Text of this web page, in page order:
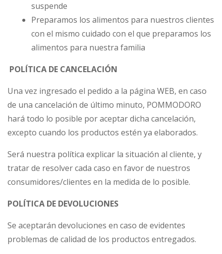
suspende
Preparamos los alimentos para nuestros clientes
con el mismo cuidado con el que preparamos los
alimentos para nuestra familia
POLÍTICA DE CANCELACIÓN
Una vez ingresado el pedido a la página WEB, en caso
de una cancelación de último minuto, POMMODORO
hará todo lo posible por aceptar dicha cancelación,
excepto cuando los productos estén ya elaborados.
Será nuestra política explicar la situación al cliente, y
tratar de resolver cada caso en favor de nuestros
consumidores/clientes en la medida de lo posible.
POLÍTICA DE DEVOLUCIONES
Se aceptarán devoluciones en caso de evidentes
problemas de calidad de los productos entregados.